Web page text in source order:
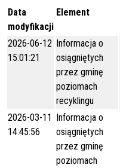
Data
modyfikacji
Element
2026-06-12
15:01:21
Informacja o
osiągniętych
przez gminę
poziomach
recyklingu
2026-03-11
14:45:56
Informacja o
osiągniętych
przez gminę
poziomach